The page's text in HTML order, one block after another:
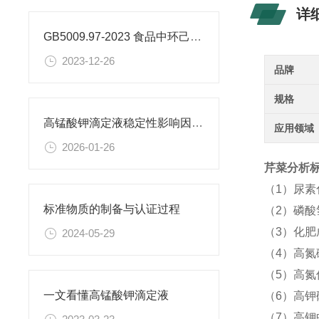
GB5009.97-2023 食品中环己基氨基磺酸盐的测定标准
2023-12-26
高锰酸钾滴定液稳定性影响因素及保存期限研究
2026-01-26
标准物质的制备与认证过程
2024-05-29
一文看懂高锰酸钾滴定液
详
品牌
规格
应用领域
芹菜分析
（1）
（2）磷
（3）
（4）高
（5）高
（6）高